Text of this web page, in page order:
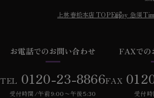
上林春松本店 TOPEnjoy 急須
お電話でのお問い合わせ
TEL 0120-23-8866
受付時間/午前9:00〜午後5:30
FAXでの
FAX
受付